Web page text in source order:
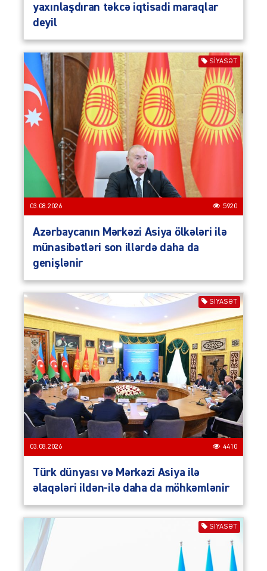
yaxınlaşdıran təkcə iqtisadi maraqlar
deyil
SIYASƏT
03.08.2026 5920
Azərbaycanın Mərkəzi Asiya ölkələri ilə
münasibətləri son illərdə daha da
genişlənir
SIYASƏT
03.08.2026 4410
Türk dünyası və Mərkəzi Asiya ilə
əlaqələri ildən-ilə daha da möhkəmlənir
SIYASƏT